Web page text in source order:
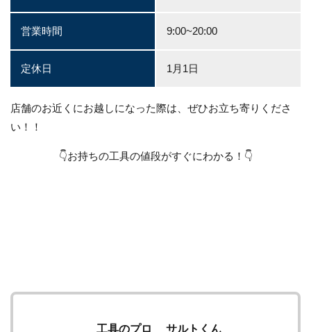
営業時間 9:00~20:00
定休日 1月1日
店舗のお近くにお越しになった際は、ぜひお立ち寄りくださ
い！！
👇お持ちの工具の値段がすぐにわかる！👇
工具のプロ サルトくん